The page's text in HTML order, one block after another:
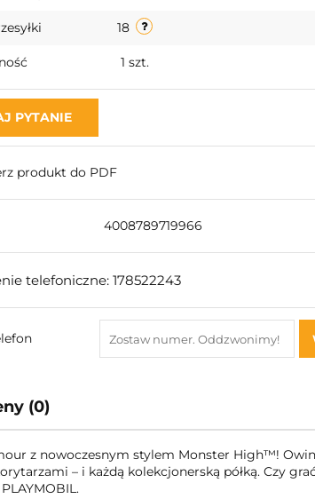
18
1 szt.
PYTANIE
produkt do PDF
4008789719966
telefoniczne: 178522243
(0)
z nowoczesnym stylem Monster High™!
– i każdą kolekcjonerską półką. Czy